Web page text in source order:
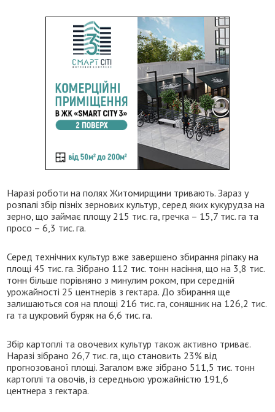
Наразі роботи на полях Житомирщини тривають. Зараз у
розпалі збір пізніх зернових культур, серед яких кукурудза на
зерно, що займає площу 215 тис. га, гречка – 15,7 тис. га та
просо – 6,3 тис. га.
Серед технічних культур вже завершено збирання ріпаку на
площі 45 тис. га. Зібрано 112 тис. тонн насіння, що на 3,8 тис.
тонн більше порівняно з минулим роком, при середній
урожайності 25 центнерів з гектара. До збирання ще
залишаються соя на площі 216 тис. га, соняшник на 126,2 тис.
га та цукровий буряк на 6,6 тис. га.
Збір картоплі та овочевих культур також активно триває.
Наразі зібрано 26,7 тис. га, що становить 23% від
прогнозованої площі. Загалом вже зібрано 511,5 тис. тонн
картоплі та овочів, із середньою урожайністю 191,6
центнера з гектара.